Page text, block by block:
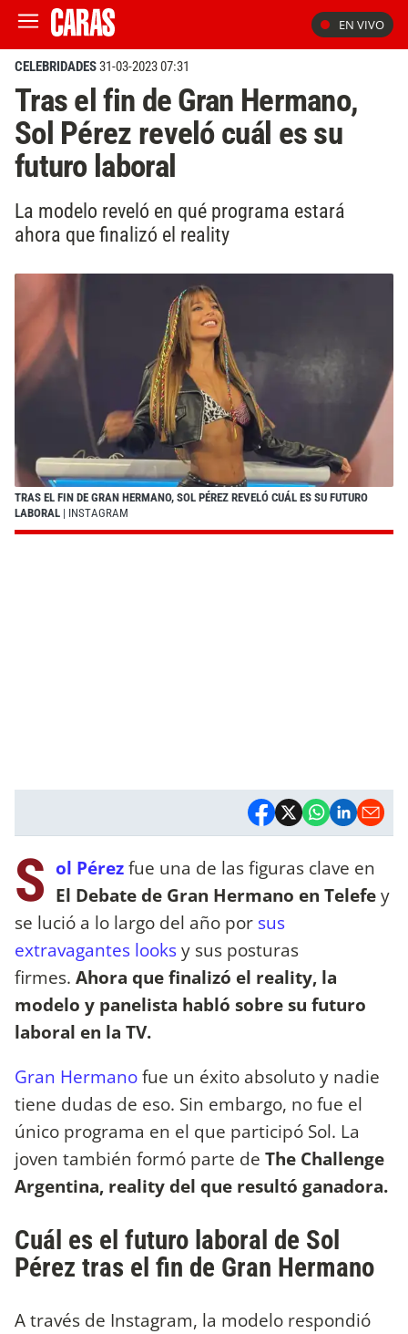
EN VIVO
CELEBRIDADES31-03-2023 07:31
Tras el fin de Gran Hermano,
Sol Pérez reveló cuál es su
futuro laboral
La modelo reveló en qué programa estará
ahora que finalizó el reality
TRAS EL FIN DE GRAN HERMANO, SOL PÉREZ REVELÓ CUÁL ES SU FUTURO
LABORAL | INSTAGRAM
S ol Pérezfue una de las figuras clave en
El Debate de Gran Hermano en Telefey
se lució a lo largo del año por sus
extravagantes looksy sus posturas
firmes. Ahora que finalizó el reality, la
modelo y panelista habló sobre su futuro
laboral en la TV.
Gran Hermanofue un éxito absoluto y nadie
tiene dudas de eso. Sin embargo, no fue el
único programa en el que participó Sol. La
joven también formó parte de The Challenge
Argentina, reality del que resultó ganadora.
Cuál es el futuro laboral de Sol
Pérez tras el fin de Gran Hermano
A través de Instagram, la modelo respondió